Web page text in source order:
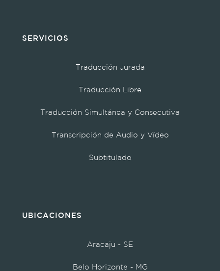
SERVICIOS
Traducción Jurada
Traducción Libre
Traducción Simultánea y Consecutiva
Transcripción de Audio y Vídeo
Subtitulado
UBICACIONES
Aracaju - SE
Belo Horizonte - MG